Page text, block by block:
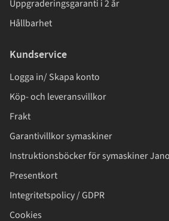
Uppgraderingsgaranti i 2 år
Hållbarhet
Kundservice
Logga in/ Skapa konto
Köp- och leveransvillkor
Frakt
Garantivillkor symaskiner
Instruktionsböcker för symaskiner
Presentkort
Integritetspolicy / GDPR
Cookies